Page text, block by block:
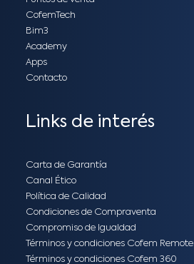
CofemTech
Bim3
Academy
Apps
Contacto
Links de interés
Carta de Garantía
Canal Ético
Política de Calidad
Condiciones de Compraventa
Compromiso de Igualdad
Términos y condiciones Cofem Remote
Términos y condiciones Cofem 360